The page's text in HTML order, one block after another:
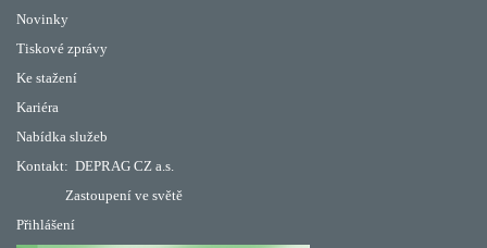
Novinky
Tiskové zprávy
Ke stažení
Kariéra
Nabídka služeb
Kontakt: DEPRAG CZ a.s.
Zastoupení ve světě
Přihlášení